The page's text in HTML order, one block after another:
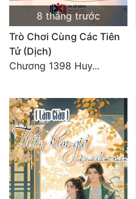
Truyện Nhập Môn
Truyện ngắn
Xa Lộ Dịch
Cung Đấu
Cạnh Kỹ
Cổ Tiên Hiệp
Cổ Đại
8 tháng trước
Trò Chơi Cùng Các Tiên
Tử (Dịch)
Chương 1398 Huy...